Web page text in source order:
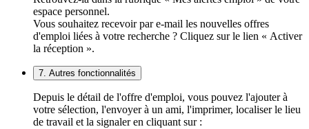
espace personnel.
Vous souhaitez recevoir par e-mail les nouvelles offres
d'emploi liées à votre recherche ? Cliquez sur le lien « Activer
la réception ».
7. Autres fonctionnalités
Depuis le détail de l'offre d'emploi, vous pouvez l'ajouter à
votre sélection, l'envoyer à un ami, l'imprimer, localiser le lieu
de travail et la signaler en cliquant sur :